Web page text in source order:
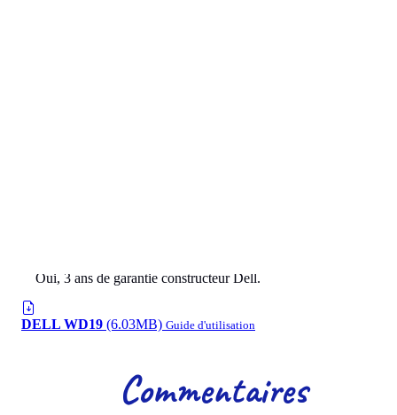
Oui, 3 ans de garantie constructeur Dell.
DELL WD19 (6.03MB) Guide d'utilisation
Commentaires